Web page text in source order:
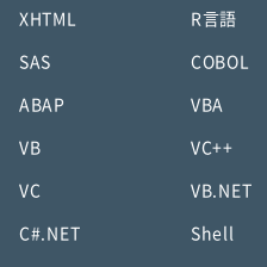
XHTML R言語
SAS COBOL
ABAP VBA
VB VC++
VC VB.NET
C#.NET Shell